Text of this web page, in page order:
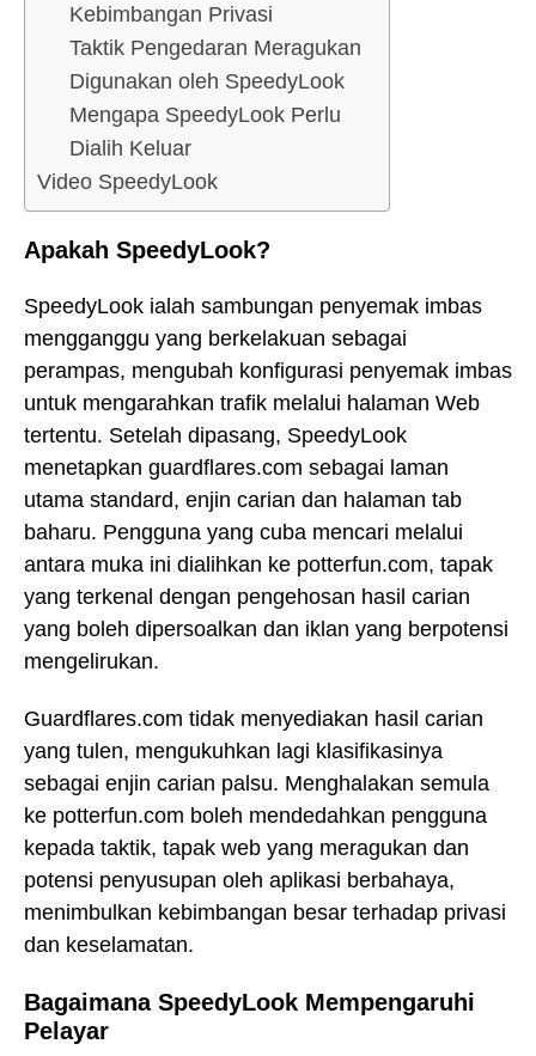
Kebimbangan Privasi
Taktik Pengedaran Meragukan
Digunakan oleh SpeedyLook
Mengapa SpeedyLook Perlu
Dialih Keluar
Video SpeedyLook
Apakah SpeedyLook?
SpeedyLook ialah sambungan penyemak imbas
mengganggu yang berkelakuan sebagai
perampas, mengubah konfigurasi penyemak imbas
untuk mengarahkan trafik melalui halaman Web
tertentu. Setelah dipasang, SpeedyLook
menetapkan guardflares.com sebagai laman
utama standard, enjin carian dan halaman tab
baharu. Pengguna yang cuba mencari melalui
antara muka ini dialihkan ke potterfun.com, tapak
yang terkenal dengan pengehosan hasil carian
yang boleh dipersoalkan dan iklan yang berpotensi
mengelirukan.
Guardflares.com tidak menyediakan hasil carian
yang tulen, mengukuhkan lagi klasifikasinya
sebagai enjin carian palsu. Menghalakan semula
ke potterfun.com boleh mendedahkan pengguna
kepada taktik, tapak web yang meragukan dan
potensi penyusupan oleh aplikasi berbahaya,
menimbulkan kebimbangan besar terhadap privasi
dan keselamatan.
Bagaimana SpeedyLook Mempengaruhi
Pelayar